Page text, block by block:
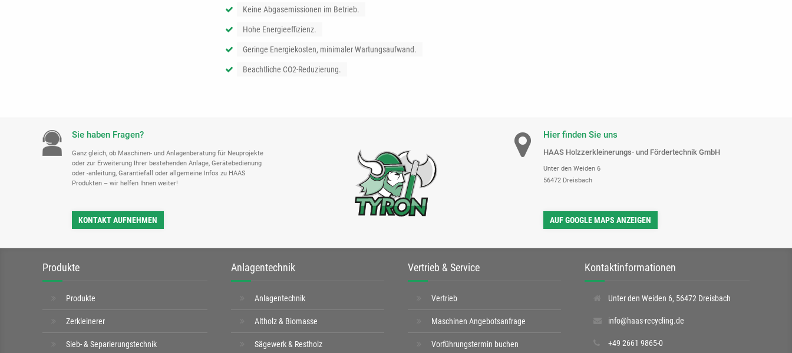
Keine Abgasemissionen im Betrieb.
Hohe Energieeffizienz.
Geringe Energiekosten, minimaler Wartungsaufwand.
Beachtliche CO2-Reduzierung.
Sie haben Fragen?
Ganz gleich, ob Maschinen- und Anlagenberatung für Neuprojekte
oder zur Erweiterung Ihrer bestehenden Anlage, Gerätebedienung
oder -anleitung, Garantiefall oder allgemeine Infos zu HAAS
Produkten – wir helfen Ihnen weiter!
KONTAKT AUFNEHMEN
Hier finden Sie uns
HAAS Holzzerkleinerungs- und Fördertechnik GmbH
Unter den Weiden 6
56472 Dreisbach
AUF GOOGLE MAPS ANZEIGEN
Produkte
Produkte
Zerkleinerer
Sieb- & Separierungstechnik
Anlagentechnik
Anlagentechnik
Altholz & Biomasse
Sägewerk & Restholz
Vertrieb & Service
Vertrieb
Maschinen Angebotsanfrage
Vorführungstermin buchen
Kontaktinformationen
Unter den Weiden 6, 56472 Dreisbach
info@haas-recycling.de
+49 2661 9865-0